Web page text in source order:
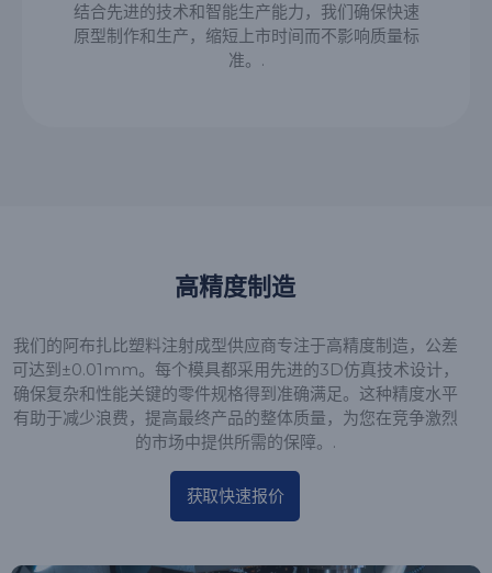
结合先进的技术和智能生产能力，我们确保快速
原型制作和生产，缩短上市时间而不影响质量标
准。.
高精度制造
我们的阿布扎比塑料注射成型供应商专注于高精度制造，公差
可达到±0.01mm。每个模具都采用先进的3D仿真技术设计，
确保复杂和性能关键的零件规格得到准确满足。这种精度水平
有助于减少浪费，提高最终产品的整体质量，为您在竞争激烈
的市场中提供所需的保障。.
获取快速报价